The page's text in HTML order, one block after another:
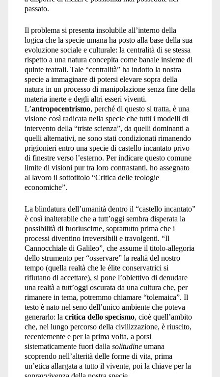
passato.
Il problema si presenta insolubile all’interno della
logica che la specie umana ha posto alla base della sua
evoluzione sociale e culturale: la centralità di se stessa
rispetto a una natura concepita come banale insieme di
quinte teatrali. Tale “centralità” ha indotto la nostra
specie a immaginare di potersi elevare sopra della
natura in un processo di manipolazione senza fine della
materia inerte e degli altri esseri viventi.
L’antropocentrismo, perché di questo si tratta, è una
visione così radicata nella specie che tutti i modelli di
intervento della “triste scienza”, da quelli dominanti a
quelli alternativi, ne sono stati condizionati rimanendo
prigionieri entro una specie di castello incantato privo
di finestre verso l’esterno. Per indicare questo comune
limite di visioni pur tra loro contrastanti, ho assegnato
al lavoro il sottotitolo “Critica delle teologie
economiche”.
La blindatura dell’umanità dentro il “castello incantato”
è così inalterabile che a tutt’oggi sembra disperata la
possibilità di fuoriuscirne, soprattutto prima che i
processi diventino irreversibili e travolgenti. “Il
Cannocchiale di Galileo”, che assume il titolo-allegoria
dello strumento per “osservare” la realtà del nostro
tempo (quella realtà che le élite conservatrici si
rifiutano di accettare), si pone l’obiettivo di denudare
una realtà a tutt’oggi oscurata da una cultura che, per
rimanere in tema, potremmo chiamare “tolemaica”. Il
testo è nato nel seno dell’unico ambiente che poteva
generarlo: la critica dello specismo, cioè quell’ambito
che, nel lungo percorso della civilizzazione, è riuscito,
recentemente e per la prima volta, a porsi
sistematicamente fuori dalla solitudineumana
scoprendo nell’alterità delle forme di vita, prima
un’etica allargata a tutto il vivente, poi la chiave per la